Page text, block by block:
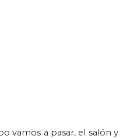
vamos a pasar, el salón y